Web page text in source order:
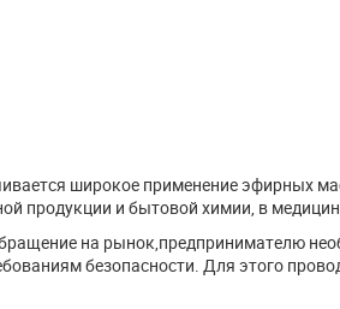
широкое применение эфирных
продукции и бытовой химии, в
на рынок,предпринимателю
безопасности. Для этого